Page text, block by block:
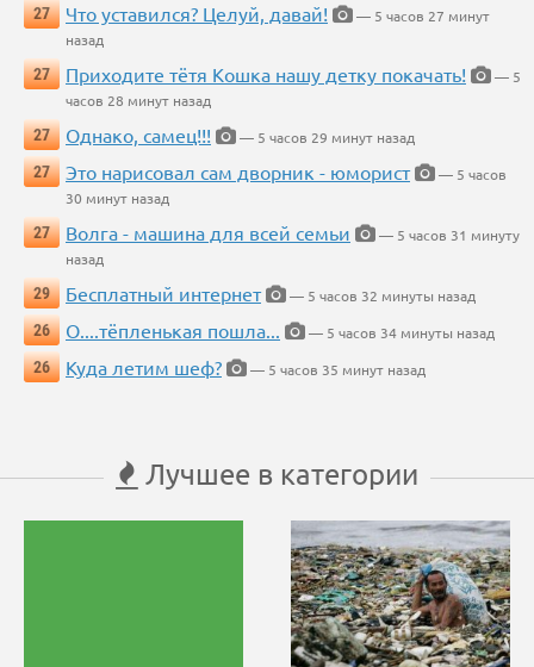
27
Что уставился? Целуй, давай!
— 5 часов 27 минут
назад
27
Приходите тётя Кошка нашу детку покачать!
— 5
часов 28 минут назад
27
Однако, самец!!!
— 5 часов 29 минут назад
27
Это нарисовал сам дворник - юморист
— 5 часов
30 минут назад
27
Волга - машина для всей семьи
— 5 часов 31 минуту
назад
29
Бесплатный интернет
— 5 часов 32 минуты назад
26
О....тёпленькая пошла...
— 5 часов 34 минуты назад
26
Куда летим шеф? — 5 часов 35 минут назад
Лучшее в категории